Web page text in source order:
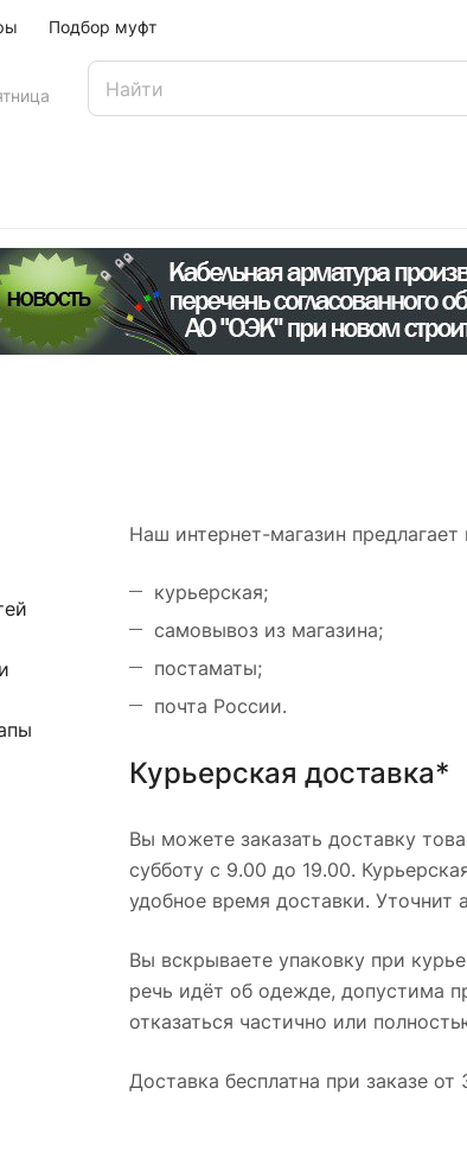
Подбор муфт
Наш интернет-магазин
курьерская;
самовывоз из магазина;
постаматы;
почта России.
Курьерская доставка*
Вы можете заказать доставку
субботу с 9.00 до 19.00.
удобное время доставки. Уточнит
Вы вскрываете упаковку при
речь идёт об одежде, допустима
отказаться частично или
Доставка бесплатна при заказе от